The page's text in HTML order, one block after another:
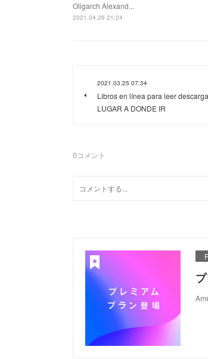
Oligarch Alexand...
2021.04.26 21:24
2021.03.25 07:34
Libros en línea para leer
LUGAR A DONDE IR
0コメント